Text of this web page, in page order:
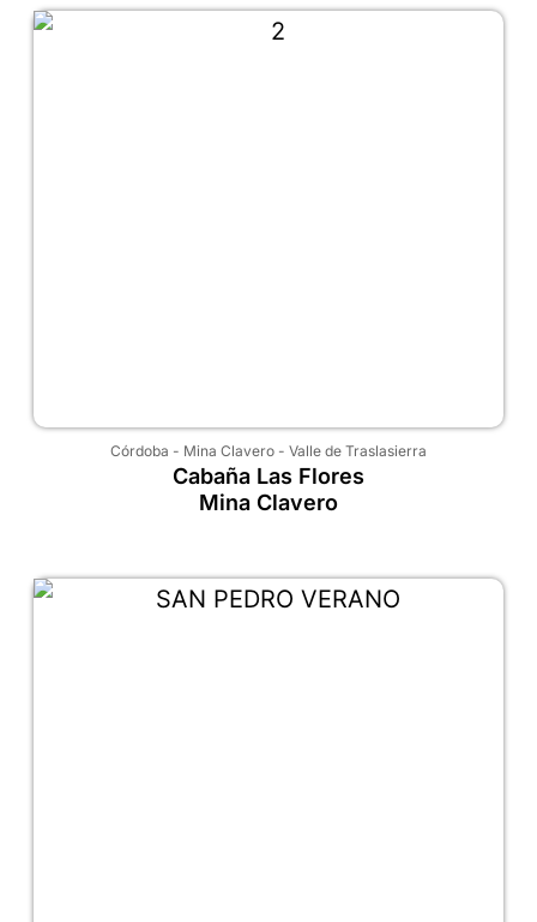
Córdoba - Mina Clavero - Valle de Traslasierra
Cabaña Las Flores
Mina Clavero